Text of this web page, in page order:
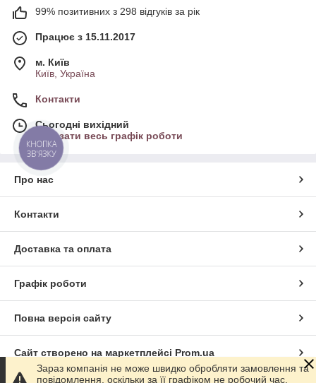
99% позитивних з 298 відгуків за рік
Працює з 15.11.2017
м. Київ
Київ, Україна
Контакти
Сьогодні вихідний
Показати весь графік роботи
Про нас
Контакти
Доставка та оплата
Графік роботи
Повна версія сайту
Сайт створено на маркетплейсі Prom.ua
Зараз компанія не може швидко обробляти замовлення та
повідомлення, оскільки за її графіком не робочий час.
КНОПКА
ЗВ'ЯЗКУ